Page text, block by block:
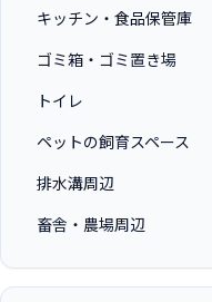
キッチン・食品保管庫
ゴミ箱・ゴミ置き場
トイレ
ペットの飼育スペース
排水溝周辺
畜舎・農場周辺